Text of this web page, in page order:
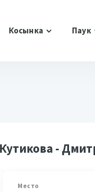
Косынка Паук
-
Место